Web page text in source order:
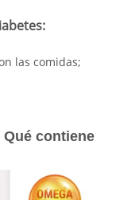
las comidas;
contiene